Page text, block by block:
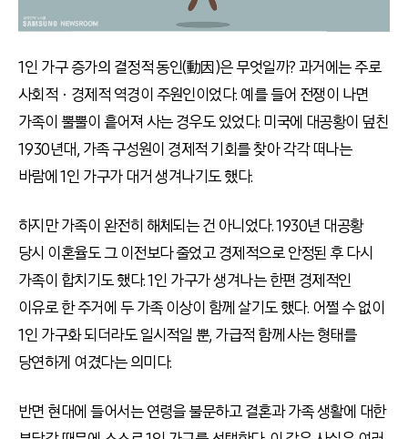
1인 가구 증가의 결정적 동인(動因)은 무엇일까? 과거에는 주로
사회적ㆍ경제적 역경이 주원인이었다. 예를 들어 전쟁이 나면
가족이 뿔뿔이 흩어져 사는 경우도 있었다. 미국에 대공황이 덮친
1930년대, 가족 구성원이 경제적 기회를 찾아 각각 떠나는
바람에 1인 가구가 대거 생겨나기도 했다.
하지만 가족이 완전히 해체되는 건 아니었다. 1930년 대공황
당시 이혼율도 그 이전보다 줄었고 경제적으로 안정된 후 다시
가족이 합치기도 했다. 1인 가구가 생겨나는 한편 경제적인
이유로 한 주거에 두 가족 이상이 함께 살기도 했다. 어쩔 수 없이
1인 가구화 되더라도 일시적일 뿐, 가급적 함께 사는 형태를
당연하게 여겼다는 의미다.
반면 현대에 들어서는 연령을 불문하고 결혼과 가족 생활에 대한